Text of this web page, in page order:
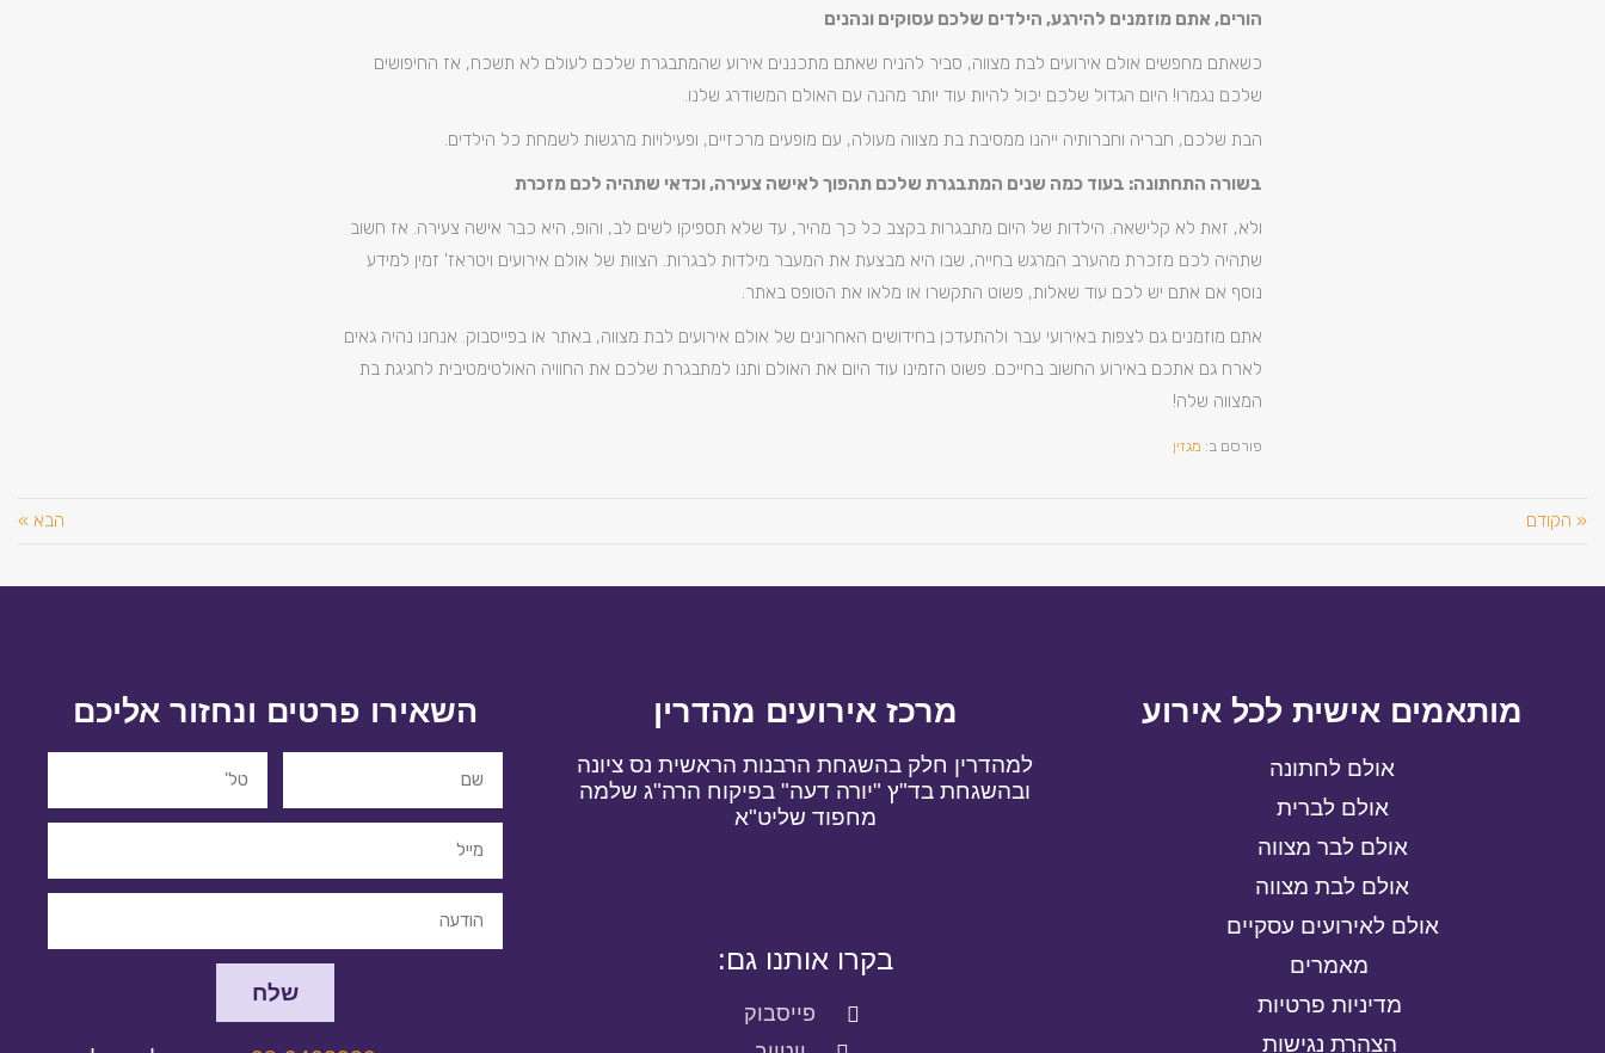
הורים, אתם מוזמנים להירגע, הילדים שלכם עסוקים ונהנים
כשאתם מחפשים אולם אירועים לבת מצווה, סביר להניח שאתם מתכננים אירוע שהמתבגרת שלכם לעולם לא תשכח, אז החיפושים
שלכם נגמרו! היום הגדול שלכם יכול להיות עוד יותר מהנה עם האולם המשודרג שלנו.
הבת שלכם, חבריה וחברותיה ייהנו ממסיבת בת מצווה מעולה, עם מופעים מרכזיים, ופעילויות מרגשות לשמחת כל הילדים.
בשורה התחתונה: בעוד כמה שנים המתבגרת שלכם תהפוך לאישה צעירה, וכדאי שתהיה לכם מזכרת
ולא, זאת לא קלישאה. הילדות של היום מתבגרות בקצב כל כך מהיר, עד שלא תספיקו לשים לב, והופ, היא כבר אישה צעירה. אז חשוב
שתהיה לכם מזכרת מהערב המרגש בחייה, שבו היא מבצעת את המעבר מילדות לבגרות. הצוות של אולם אירועים ויטראז' זמין למידע
נוסף אם אתם יש לכם עוד שאלות, פשוט התקשרו או מלאו את הטופס באתר.
אתם מוזמנים גם לצפות באירועי עבר ולהתעדכן בחידושים האחרונים של אולם אירועים לבת מצווה, באתר או בפייסבוק. אנחנו נהיה גאים
לארח גם אתכם באירוע החשוב בחייכם. פשוט הזמינו עוד היום את האולם ותנו למתבגרת שלכם את החוויה האולטימטיבית לחגיגת בת
המצווה שלה!
פורסם ב: מגזין
« הקודם הבא »
מותאמים אישית לכל אירוע
אולם לחתונה
אולם לברית
אולם לבר מצווה
אולם לבת מצווה
אולם לאירועים עסקיים
מאמרים
מדיניות פרטיות
הצהרת נגישות
מרכז אירועים מהדרין
למהדרין חלק בהשגחת הרבנות הראשית נס ציונה
ובהשגחת בד"ץ "יורה דעה" בפיקוח הרה"ג שלמה
מחפוד שליט"א
בקרו אותנו גם:
פייסבוק
השאירו פרטים ונחזור אליכם
שלח